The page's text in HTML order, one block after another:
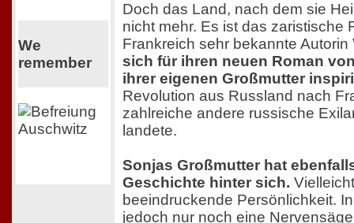
We
remember
Doch das Land, nach dem sie
nicht mehr. Es ist das zaristische
Frankreich sehr bekannte Autorin
sich für ihren neuen Roman
ihrer eigenen Großmutter
Revolution aus Russland nach
zahlreiche andere russische
landete.
Sonjas Großmutter hat
Geschichte hinter sich.
beeindruckende Persönlichkeit.
jedoch nur noch eine